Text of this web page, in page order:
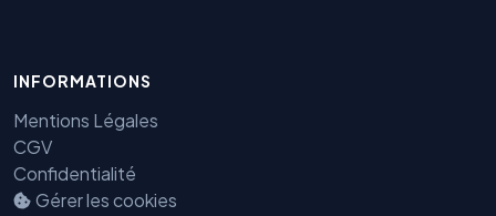
INFORMATIONS
Mentions Légales
CGV
Confidentialité
Gérer les cookies